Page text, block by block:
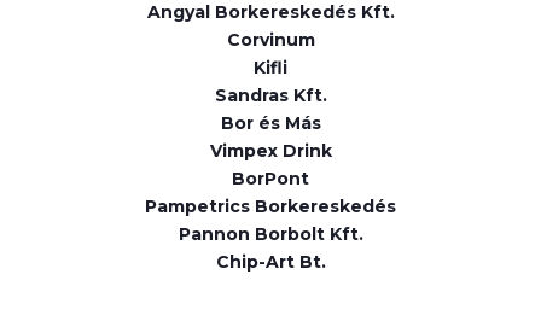
Angyal Borkereskedés Kft.
Corvinum
Kifli
Sandras Kft.
Bor és Más
Vimpex Drink
BorPont
Pampetrics Borkereskedés
Pannon Borbolt Kft.
Chip-Art Bt.